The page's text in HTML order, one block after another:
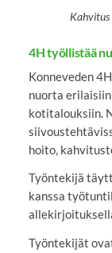
Kahvitus
4H työllistää
Konneveden
nuorta
kotitalouksiin.
hoito,
Työntekijä
kanssa
Työntekijät